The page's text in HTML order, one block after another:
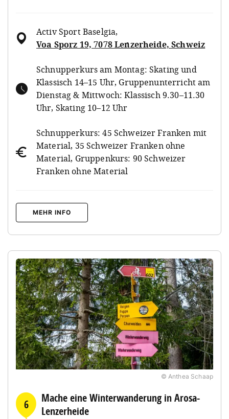
Activ Sport Baselgia,
Voa Sporz 19, 7078 Lenzerheide, Schweiz
Schnupperkurs am Montag: Skating und
Klassisch 14–15 Uhr, Gruppenunterricht am
Dienstag & Mittwoch: Klassisch 9.30–11.30
Uhr, Skating 10–12 Uhr
Schnupperkurs: 45 Schweizer Franken mit
Material, 35 Schweizer Franken ohne
Material, Gruppenkurs: 90 Schweizer
Franken ohne Material
MEHR INFO
© Anthea Schaap
6
Mache eine Winterwanderung in Arosa-
Lenzerheide